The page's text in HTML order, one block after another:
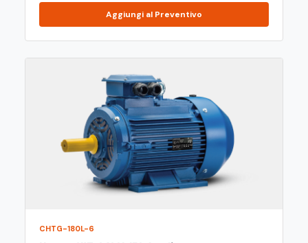
Aggiungi al Preventivo
CHTG-180L-6